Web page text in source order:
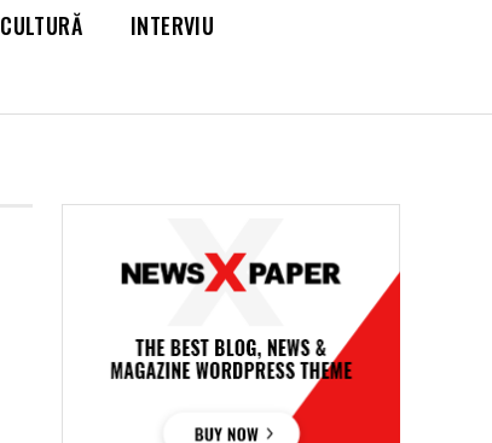
CULTURĂ
INTERVIU